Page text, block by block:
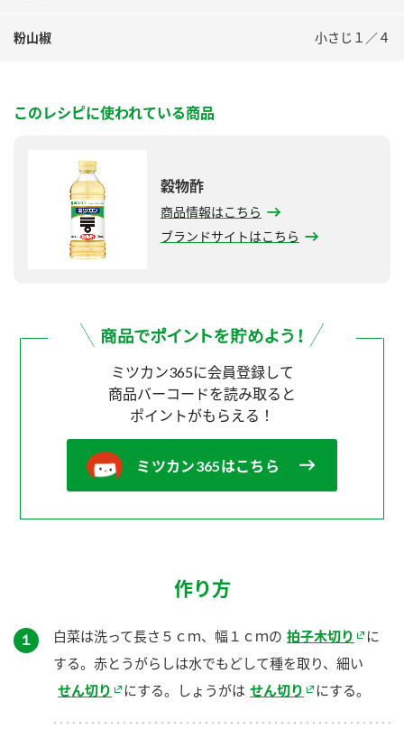
粉山椒 小さじ１／４
このレシピに使われている商品
穀物酢
商品情報はこちら
ブランドサイトはこちら
ミツカン365に会員登録して
商品バーコードを読み取ると
ポイントがもらえる！
ミツカン365はこちら
作り方
１ 白菜は洗って長さ５ｃｍ、幅１ｃｍの 拍子木切り
に
する。赤とうがらしは水でもどして種を取り、細い
せん切り
にする。しょうがは せん切り にする。